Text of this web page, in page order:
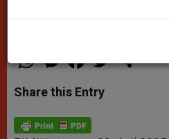
h
t
s
p
p
e
s
e
g
e
a
e
b
o
k
w h
Share this Entry